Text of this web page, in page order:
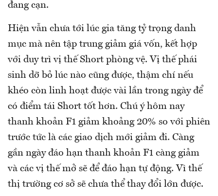
đang cạn.
Hiện vẫn chưa tới lúc gia tăng tỷ trọng danh
mục mà nên tập trung giảm giá vốn, kết hợp
với duy trì vị thế Short phòng vệ. Vị thế phái
sinh dỡ bỏ lúc nào cũng được, thậm chí nếu
khéo còn linh hoạt được vài lần trong ngày để
có điểm tái Short tốt hơn. Chú ý hôm nay
thanh khoản F1 giảm khoảng 20% so với phiên
trước tức là các giao dịch mới giảm đi. Càng
gần ngày đáo hạn thanh khoản F1 càng giảm
và các vị thế mở sẽ để đáo hạn tự động. Vì thế
thị trường cơ sở sẽ chưa thể thay đổi lớn được.